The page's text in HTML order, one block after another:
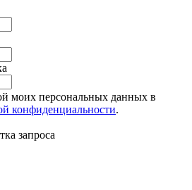
моих персональных данных в
конфиденциальности.
запроса